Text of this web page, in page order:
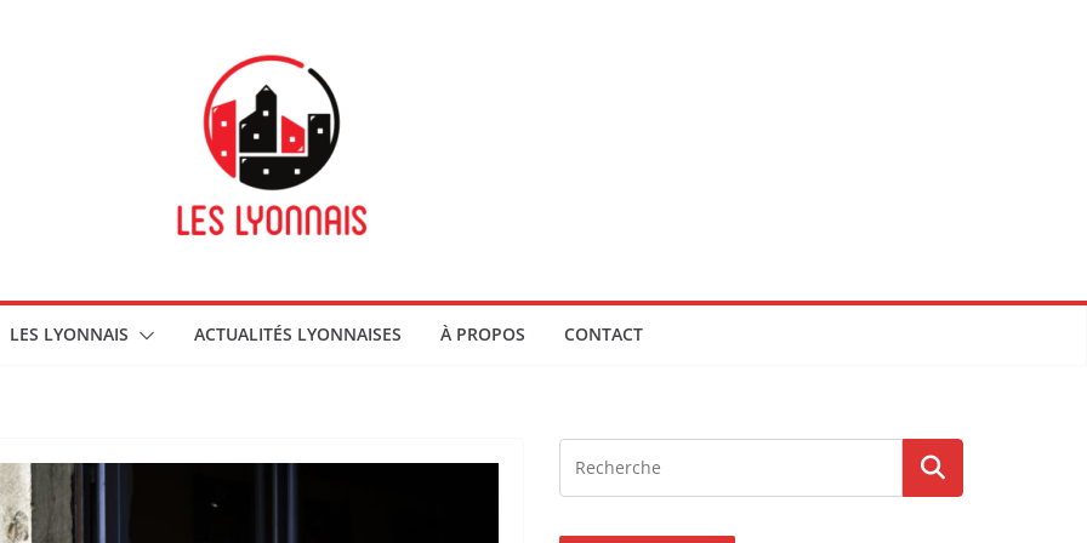
LES LYONNAIS ACTUALITÉS LYONNAISES À PROPOS CONTACT